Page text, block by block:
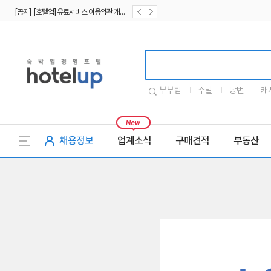
부부팀 주말 당번 캐
채용정보 업계소식 구매견적 부동산